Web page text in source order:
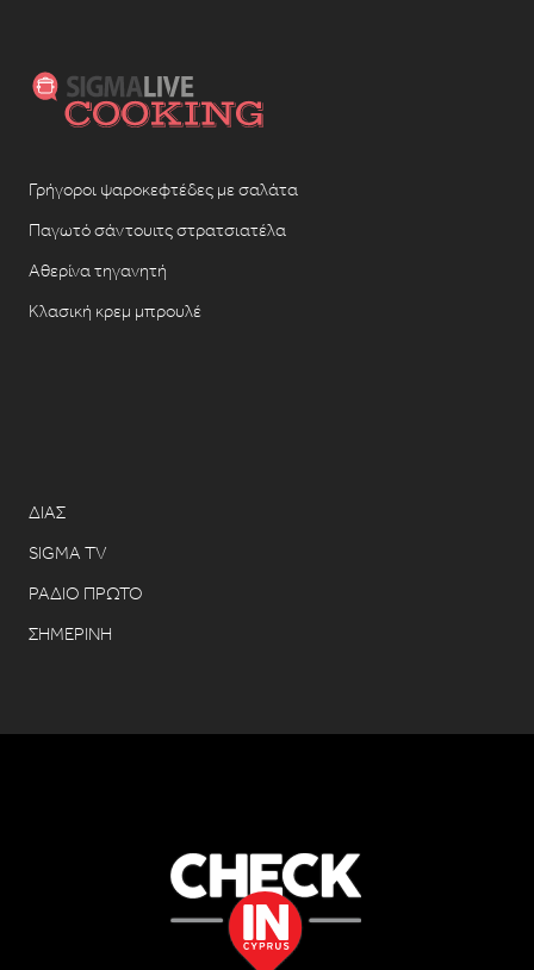
Γρήγοροι ψαροκεφτέδες με σαλάτα
Παγωτό σάντουιτς στρατσιατέλα
Αθερίνα τηγανητή
Κλασική κρεμ μπρουλέ
ΔΙΑΣ
SIGMA TV
ΡΑΔΙΟ ΠΡΩΤΟ
ΣΗΜΕΡΙΝΗ